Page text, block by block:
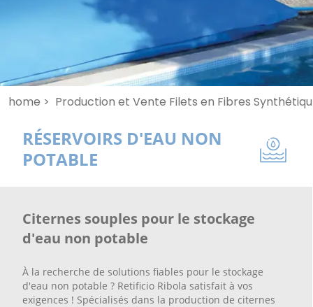
home > Production et Vente Filets en Fibres
RÉSERVOIRS D'EAU NON
POTABLE
Citernes souples pour le stockage
d'eau non potable
À la recherche de solutions fiables pour le stockage
d'eau non potable ? Retificio Ribola satisfait à vos
exigences ! Spécialisés dans la production de citernes